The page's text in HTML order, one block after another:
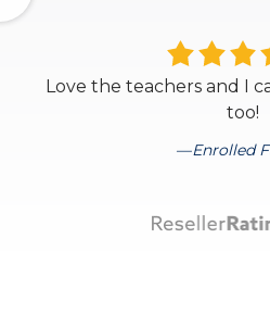
Love the teachers and I
too!
Enrolled